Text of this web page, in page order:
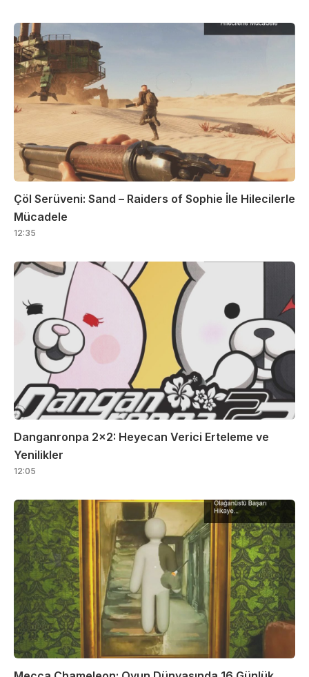
Çöl Serüveni: Sand – Raiders of Sophie İle Hilecilerle
Mücadele
12:35
Danganronpa 2×2: Heyecan Verici Erteleme ve
Yenilikler
12:05